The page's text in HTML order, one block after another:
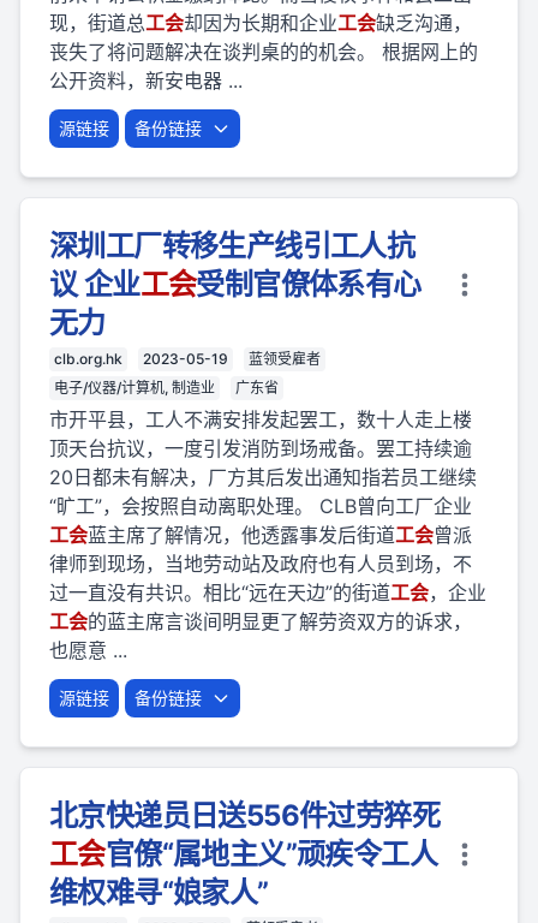
现，街道总工会却因为长期和企业工会缺乏沟通，
丧失了将问题解决在谈判桌的的机会。 根据网上的
公开资料，新安电器 ...
源链接 备份链接
深圳工厂转移生产线引工人抗
议 企业工会受制官僚体系有心
无力
clb.org.hk 2023-05-19
蓝领受雇者
电子/仪器/计算机, 制造业
广东省
市开平县，工人不满安排发起罢工，数十人走上楼
顶天台抗议，一度引发消防到场戒备。罢工持续逾
20日都未有解决，厂方其后发出通知指若员工继续
“旷工”，会按照自动离职处理。 CLB曾向工厂企业
工会蓝主席了解情况，他透露事发后街道工会曾派
律师到现场，当地劳动站及政府也有人员到场，不
过一直没有共识。相比“远在天边”的街道工会，企业
工会的蓝主席言谈间明显更了解劳资双方的诉求，
也愿意 ...
源链接 备份链接
北京快递员日送556件过劳猝死
工会官僚“属地主义”顽疾令工人
维权难寻“娘家人”